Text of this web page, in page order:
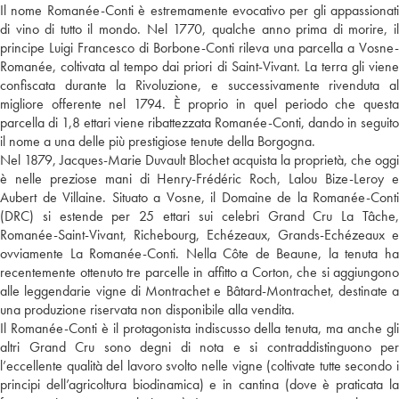
Il nome Romanée-Conti è estremamente evocativo per gli appassionati
di vino di tutto il mondo. Nel 1770, qualche anno prima di morire, il
principe Luigi Francesco di Borbone-Conti rileva una parcella a Vosne-
Romanée, coltivata al tempo dai priori di Saint-Vivant. La terra gli viene
confiscata durante la Rivoluzione, e successivamente rivenduta al
migliore offerente nel 1794. È proprio in quel periodo che questa
parcella di 1,8 ettari viene ribattezzata Romanée-Conti, dando in seguito
il nome a una delle più prestigiose tenute della Borgogna.
Nel 1879, Jacques-Marie Duvault Blochet acquista la proprietà, che oggi
è nelle preziose mani di Henry-Frédéric Roch, Lalou Bize-Leroy e
Aubert de Villaine. Situato a Vosne, il Domaine de la Romanée-Conti
(DRC) si estende per 25 ettari sui celebri Grand Cru La Tâche,
Romanée-Saint-Vivant, Richebourg, Echézeaux, Grands-Echézeaux e
ovviamente La Romanée-Conti. Nella Côte de Beaune, la tenuta ha
recentemente ottenuto tre parcelle in affitto a Corton, che si aggiungono
alle leggendarie vigne di Montrachet e Bâtard-Montrachet, destinate a
una produzione riservata non disponibile alla vendita.
Il Romanée-Conti è il protagonista indiscusso della tenuta, ma anche gli
altri Grand Cru sono degni di nota e si contraddistinguono per
l’eccellente qualità del lavoro svolto nelle vigne (coltivate tutte secondo i
principi dell’agricoltura biodinamica) e in cantina (dove è praticata la